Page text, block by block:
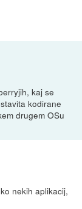
kaj se
kodirane
drugem OSu
nekih aplikacij,